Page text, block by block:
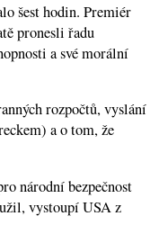
šest hodin. Premiér
pronesli řadu
a své morální
rozpočtů, vyslání
a o tom, že
národní bezpečnost
vystoupí USA z